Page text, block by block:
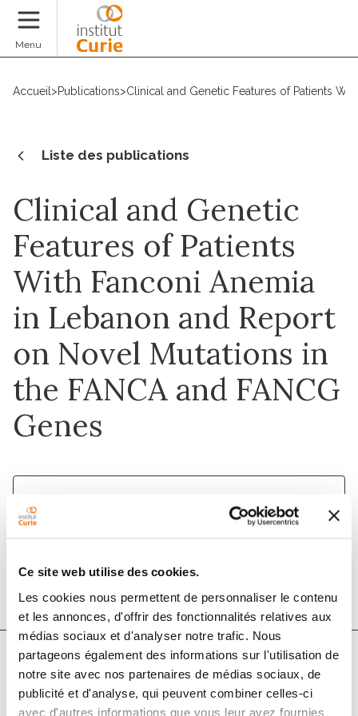
Ce site web utilise des cookies.
Les cookies nous permettent de personnaliser le contenu
et les annonces, d'offrir des fonctionnalités relatives aux
médias sociaux et d'analyser notre trafic. Nous
partageons également des informations sur l'utilisation de
notre site avec nos partenaires de médias sociaux, de
publicité et d'analyse, qui peuvent combiner celles-ci
avec d'autres informations que vous leur avez fournies
Menu
Accueil >Publications>Clinical and Genetic Features of Patients
Liste des publications
Clinical and Genetic
Features of Patients
With Fanconi Anemia
in Lebanon and Report
on Novel Mutations in
the FANCA and FANCG
Genes
Journal of Pediatric Hematology/Oncology
DOI :10.1097/mph.0000000000001909
Auteurs